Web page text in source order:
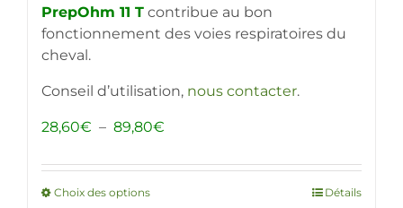
PrepOhm 11 T contribue au bon
fonctionnement des voies respiratoires du
cheval.
Conseil d’utilisation, nous contacter.
28,60€ – 89,80€
prix :
Choix des optionsCe
Détails